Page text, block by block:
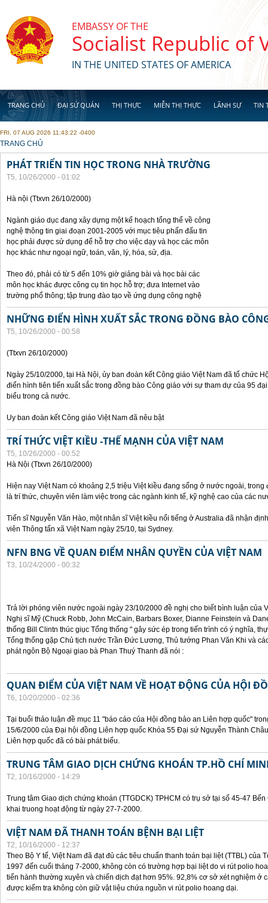
EMBASSY OF THE
Socialist Republic of
IN THE UNITED STATES OF AMERICA
TRANG CHỦ ĐẠI SỨ QUÁN THỊ THỰC MIỄN THỊ THỰC LÃNH SỰ TIN
FRI, 07 AUG 2026 11:43:22 -0400
YOU ARE HERE
TRANG CHỦ
PHÁT TRIỂN TIN HỌC TRONG NHÀ TRƯỜNG
T5, 10/26/2000 - 01:02
Hà nội (Ttxvn 26/10/2000)
Ngành giáo dục đang xây dựng một kế hoạch tổng thể về công
nghệ thông tin giai đoạn 2001-2005 với mục tiêu phấn đấu tin
học phải được sử dụng để hỗ trợ cho việc dạy và học các môn
học khác như ngoại ngữ, toán, văn, lý, hóa, sử, địa.
Theo đó, phải có từ 5 đến 10% giờ giảng bài và học bài các
môn học khác được công cụ tin học hỗ trợ; đưa Internet vào
trường phổ thông; tập trung đào tạo về ứng dụng công nghệ
NHỮNG ĐIỂN HÌNH XUẤT SẮC TRONG ĐỒNG BÀO
T5, 10/26/2000 - 00:58
(Ttxvn 26/10/2000)
Ngày 25/10/2000, tại Hà Nội, ủy ban đoàn kết Công giáo Việt Nam đã tổ chức
điển hình tiên tiến xuất sắc trong đồng bào Công giáo với sự tham dự của 95
biểu trong cả nước.
Uy ban đoàn kết Công giáo Việt Nam đã nêu bật
TRÍ THỨC VIỆT KIỀU -THẾ MẠNH CỦA VIỆT NAM
T5, 10/26/2000 - 00:52
Hà Nội (Ttxvn 26/10/2000)
Hiện nay Việt Nam có khoảng 2,5 triệu Việt kiều đang sống ở nước ngoài,
là trí thức, chuyên viên làm việc trong các ngành kinh tế, kỹ nghệ cao của các
Tiến sĩ Nguyễn Văn Hào, một nhân sĩ Việt kiều nổi tiếng ở Australia đã nhận
viên Thông tấn xã Việt Nam ngày 25/10, tại Sydney.
NFN BNG VỀ QUAN ĐIỂM NHÂN QUYỀN CỦA VIỆT NAM
T3, 10/24/2000 - 00:32
Trả lời phóng viên nước ngoài ngày 23/10/2000 đề nghị cho biết bình luận của
Nghị sĩ Mỹ (Chuck Robb, John McCain, Barbars Boxer, Dianne Feinstein và
thống Bill Clintn thúc giục Tổng thống " gây sức ép trong tiến trình có ý nghĩa,
Tổng thống gặp Chủ tịch nước Trần Đức Lương, Thủ tướng Phan Văn Khi và
phát ngôn Bộ Ngoại giao bà Phan Thuý Thanh đã nói :
QUAN ĐIỂM CỦA VIỆT NAM VỀ HOẠT ĐỘNG CỦA HỘI
T6, 10/20/2000 - 02:36
Tại buổi thảo luận đề mục 11 "báo cáo của Hội đồng bảo an Liên hợp quốc"
15/6/2000 của Đại hội đồng Liên hợp quốc Khóa 55 Đại sứ Nguyễn Thành
Liên hợp quốc đã có bài phát biểu.
TRUNG TÂM GIAO DỊCH CHỨNG KHOÁN TP.HỒ CHÍ
T2, 10/16/2000 - 14:29
Trung tâm Giao dịch chứng khoán (TTGDCK) TPHCM có trụ sở tại số 45-47
khai truong hoạt động từ ngày 27-7-2000.
VIỆT NAM ĐÃ THANH TOÁN BỆNH BẠI LIỆT
T2, 10/16/2000 - 12:37
Theo Bộ Y tế, Việt Nam đã đạt đủ các tiêu chuẩn thanh toán bại liệt (TTBL) của
1997 đến cuối tháng 7-2000, không còn có trường hợp bại liệt do vi rút polio
tiến hành thường xuyên và chiến dịch đạt hơn 95%. 92,8% cơ sở xét nghiệm ở
được kiểm tra không còn giữ vật liệu chứa nguồn vi rút polio hoang dại.